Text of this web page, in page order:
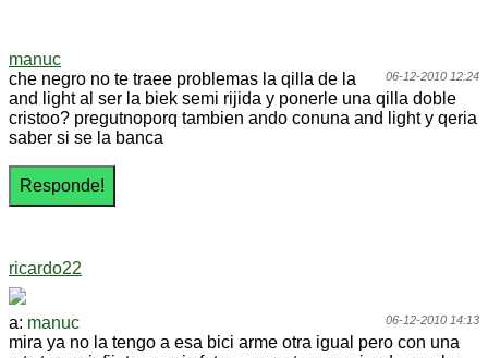
manuc
06-12-2010 12:24
che negro no te traee problemas la qilla de la
and light al ser la biek semi rijida y ponerle una qilla doble
cristoo? pregutnoporq tambien ando conuna and light y qeria
saber si se la banca
ricardo22
06-12-2010 14:13
a: manuc
mira ya no la tengo a esa bici arme otra igual pero con una